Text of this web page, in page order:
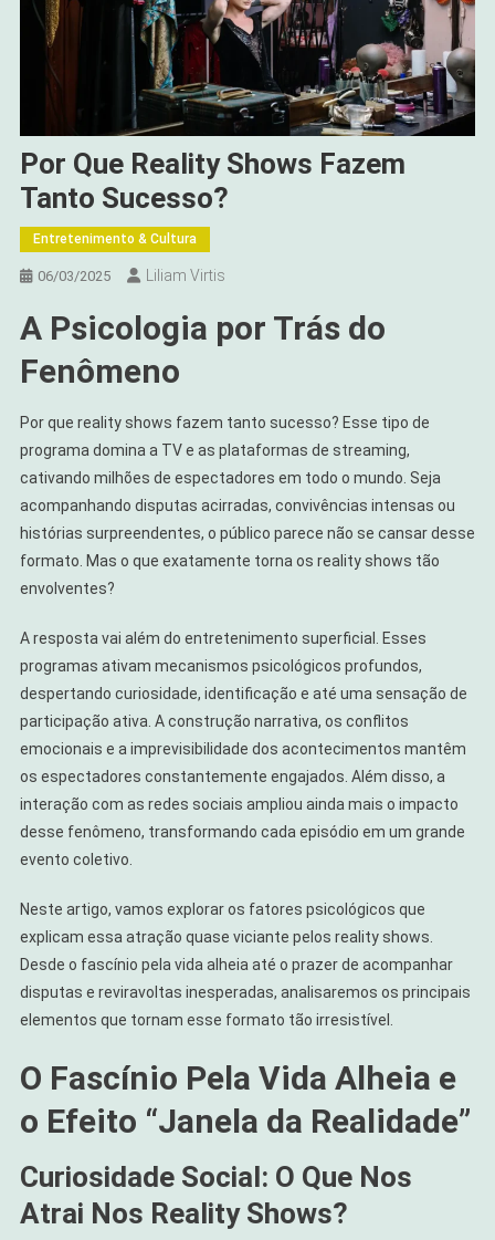
Por Que Reality Shows Fazem
Tanto Sucesso?
Entretenimento & Cultura
06/03/2025 Liliam Virtis
A Psicologia por Trás do
Fenômeno
Por que reality shows fazem tanto sucesso? Esse tipo de
programa domina a TV e as plataformas de streaming,
cativando milhões de espectadores em todo o mundo. Seja
acompanhando disputas acirradas, convivências intensas ou
histórias surpreendentes, o público parece não se cansar desse
formato. Mas o que exatamente torna os reality shows tão
envolventes?
A resposta vai além do entretenimento superficial. Esses
programas ativam mecanismos psicológicos profundos,
despertando curiosidade, identificação e até uma sensação de
participação ativa. A construção narrativa, os conflitos
emocionais e a imprevisibilidade dos acontecimentos mantêm
os espectadores constantemente engajados. Além disso, a
interação com as redes sociais ampliou ainda mais o impacto
desse fenômeno, transformando cada episódio em um grande
evento coletivo.
Neste artigo, vamos explorar os fatores psicológicos que
explicam essa atração quase viciante pelos reality shows.
Desde o fascínio pela vida alheia até o prazer de acompanhar
disputas e reviravoltas inesperadas, analisaremos os principais
elementos que tornam esse formato tão irresistível.
O Fascínio Pela Vida Alheia e
o Efeito “Janela da Realidade”
Curiosidade Social: O Que Nos
Atrai Nos Reality Shows?